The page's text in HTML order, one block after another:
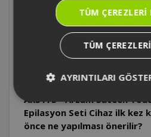
riskini azaltmak için ne
AR5175 - Arzum Sateen
Epilasyon Seti Sıcak duş
AR5175 - Arzum Sateen
Epilasyon Seti Cihaz ilk kez
önce ne yapılması önerilir?
TÜM
TÜM
AYRINTILARI